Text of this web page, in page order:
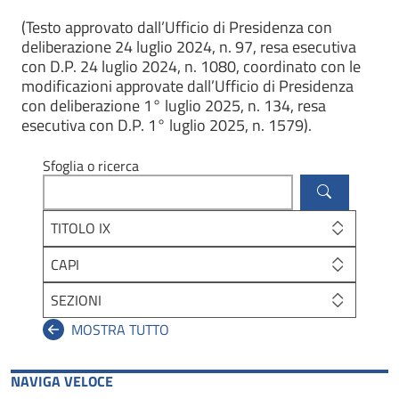
(Testo approvato dall’Ufficio di Presidenza con
deliberazione 24 luglio 2024, n. 97, resa esecutiva
con D.P. 24 luglio 2024, n. 1080, coordinato con le
modificazioni approvate dall’Ufficio di Presidenza
con deliberazione 1° luglio 2025, n. 134, resa
esecutiva con D.P. 1° luglio 2025, n. 1579).
Sfoglia o ricerca
TITOLO IX
CAPI
SEZIONI
NAVIGA VELOCE